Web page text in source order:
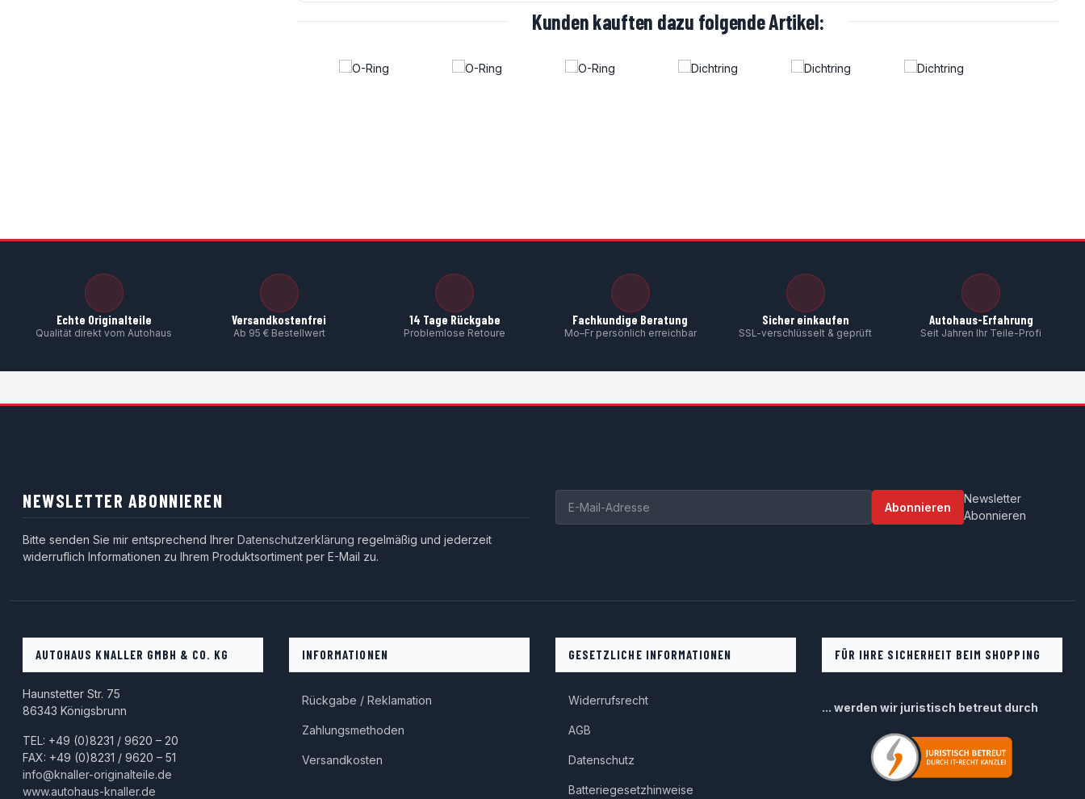
Kunden kauften dazu folgende Artikel:
Echte Originalteile
Qualität direkt vom Autohaus
Versandkostenfrei
Ab 95 € Bestellwert
14 Tage Rückgabe
Problemlose Retoure
Fachkundige Beratung
Mo–Fr persönlich erreichbar
Sicher einkaufen
SSL-verschlüsselt & geprüft
Autohaus-Erfahrung
Seit Jahren Ihr Teile-Profi
NEWSLETTER ABONNIEREN
Bitte senden Sie mir entsprechend Ihrer Datenschutzerklärung regelmäßig und jederzeit
widerruflich Informationen zu Ihrem Produktsortiment per E-Mail zu.
Abonnieren
Newsletter
Abonnieren
AUTOHAUS KNALLER GMBH & CO. KG
Haunstetter Str. 75
86343 Königsbrunn
TEL: +49 (0)8231 / 9620 – 20
FAX: +49 (0)8231 / 9620 – 51
info@knaller-originalteile.de
www.autohaus-knaller.de
INFORMATIONEN
Rückgabe / Reklamation
Zahlungsmethoden
Versandkosten
GESETZLICHE INFORMATIONEN
Widerrufsrecht
AGB
Datenschutz
Batteriegesetzhinweise
FÜR IHRE SICHERHEIT BEIM SHOPPING
... werden wir juristisch betreut durch